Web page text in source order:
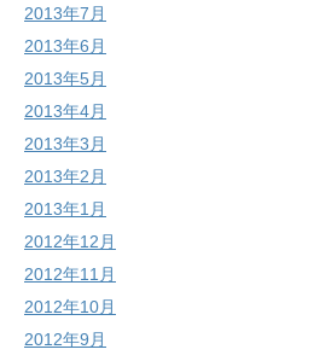
2013年7月
2013年6月
2013年5月
2013年4月
2013年3月
2013年2月
2013年1月
2012年12月
2012年11月
2012年10月
2012年9月